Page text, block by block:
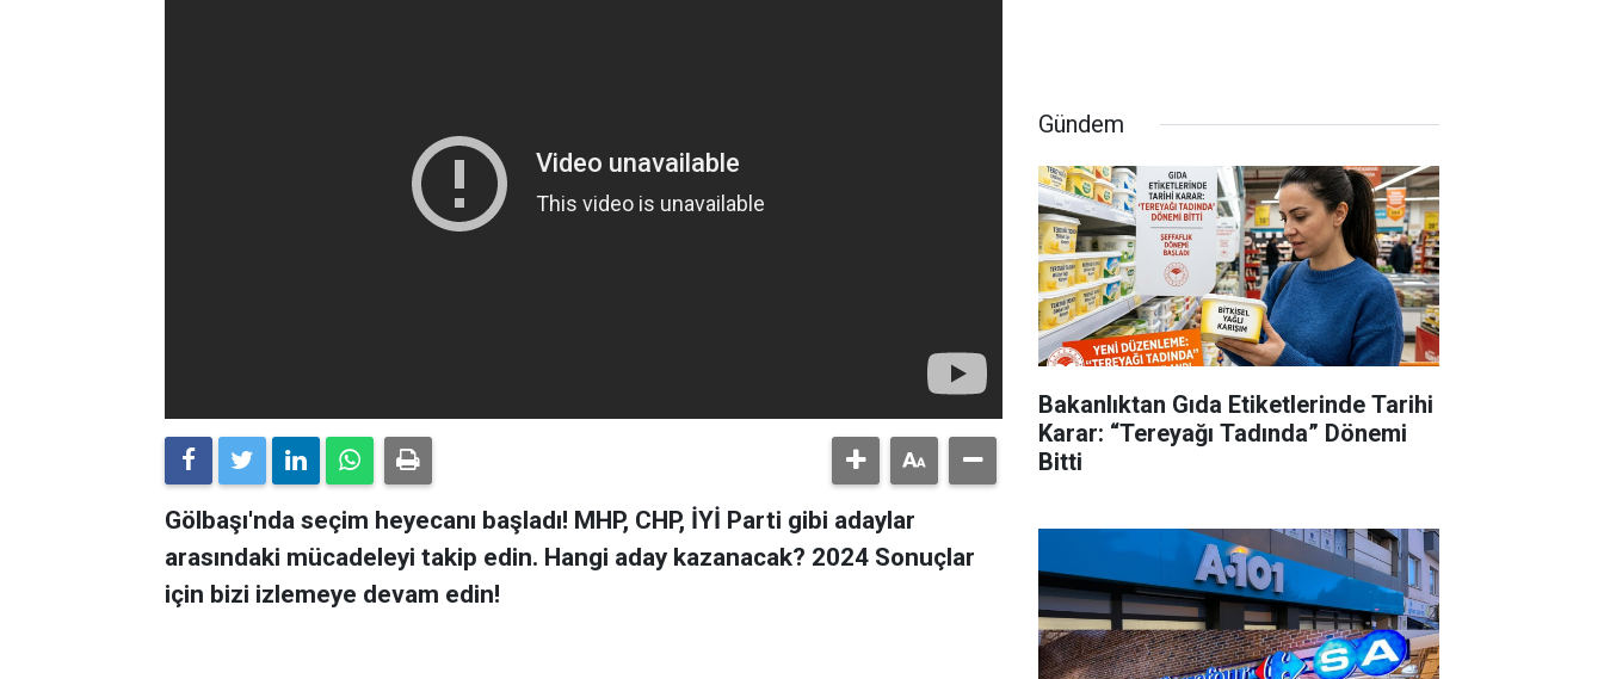
Gölbaşı'nda seçim heyecanı başladı! MHP, CHP, İYİ Parti gibi adaylar
arasındaki mücadeleyi takip edin. Hangi aday kazanacak? 2024 Sonuçlar
için bizi izlemeye devam edin!
Gündem
Bakanlıktan Gıda Etiketlerinde Tarihi
Karar: “Tereyağı Tadında” Dönemi
Bitti